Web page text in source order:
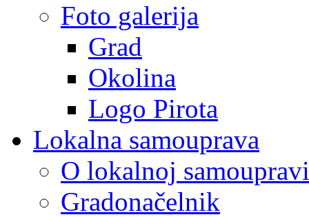
Foto galerija
Grad
Okolina
Logo Pirota
Lokalna samouprava
O lokalnoj samoupravi
Gradonačelnik